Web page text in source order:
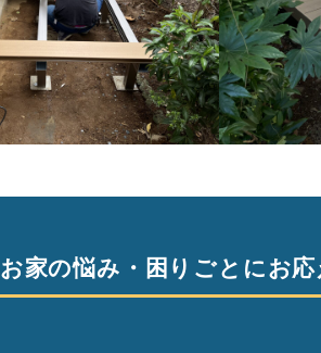
お家の悩み・困りごとにお応